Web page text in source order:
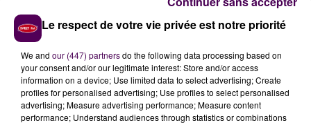
et 9 dans l'Indre. Le bilan ne fait toujours état que d'un
décès lié au coronavirus. Actuellement, dix personnes
sont admises en milieu hospitalier, en réanimation.
Le respect de votre vie privée est notre priorité
We and our (447) partnersdo the following data processing based on
your consent and/or our legitimate interest: Store and/or access
information on a device; Use limited data to select advertising; Create
profiles for personalised advertising; Use profiles to select personalised
advertising; Measure advertising performance; Measure content
performance; Understand audiences through statistics or combinations